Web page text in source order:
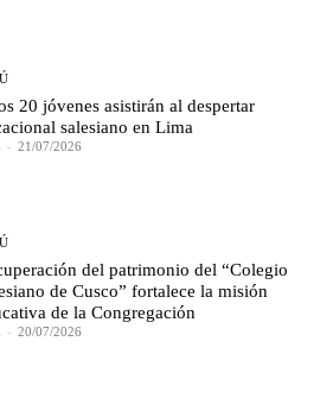
20 jóvenes asistirán al despertar
salesiano en Lima
- 21/07/2026
del patrimonio del “Colegio
de Cusco” fortalece la misión
de la Congregación
- 20/07/2026